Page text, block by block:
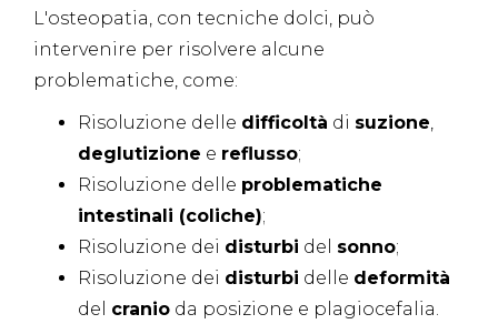
L'osteopatia, con tecniche dolci, può
intervenire per risolvere alcune
problematiche, come:
Risoluzione delle difficoltà di suzione
deglutizione e reflusso;
Risoluzione delle problematiche
intestinali (coliche);
Risoluzione dei disturbi del sonno;
Risoluzione dei disturbi delle deformità
del cranio da posizione e plagiocefalia.